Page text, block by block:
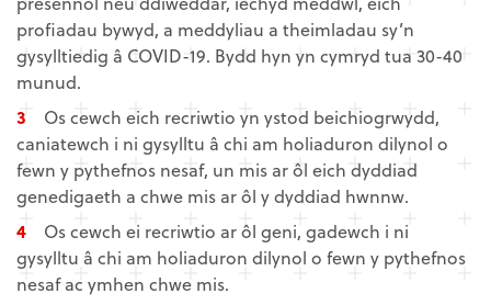
profiadau bywyd, a meddyliau a theimladau sy’n
gysylltiedig â COVID-19. Bydd hyn yn cymryd tua 30-40
munud.
Os cewch eich recriwtio yn ystod beichiogrwydd,
caniatewch i ni gysylltu â chi am holiaduron dilynol o
fewn y pythefnos nesaf, un mis ar ôl eich dyddiad
genedigaeth a chwe mis ar ôl y dyddiad hwnnw.
Os cewch ei recriwtio ar ôl geni, gadewch i ni
gysylltu â chi am holiaduron dilynol o fewn y pythefnos
nesaf ac ymhen chwe mis.